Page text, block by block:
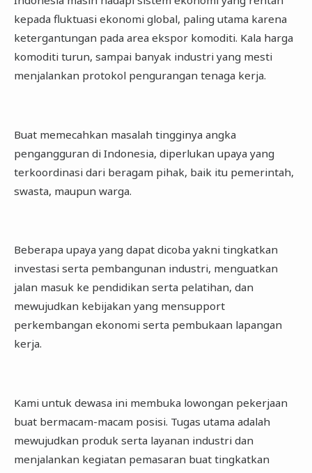
kepada fluktuasi ekonomi global, paling utama karena
ketergantungan pada area ekspor komoditi. Kala harga
komoditi turun, sampai banyak industri yang mesti
menjalankan protokol pengurangan tenaga kerja.
Buat memecahkan masalah tingginya angka
pengangguran di Indonesia, diperlukan upaya yang
terkoordinasi dari beragam pihak, baik itu pemerintah,
swasta, maupun warga.
Beberapa upaya yang dapat dicoba yakni tingkatkan
investasi serta pembangunan industri, menguatkan
jalan masuk ke pendidikan serta pelatihan, dan
mewujudkan kebijakan yang mensupport
perkembangan ekonomi serta pembukaan lapangan
kerja.
Kami untuk dewasa ini membuka lowongan pekerjaan
buat bermacam-macam posisi. Tugas utama adalah
mewujudkan produk serta layanan industri dan
menjalankan kegiatan pemasaran buat tingkatkan